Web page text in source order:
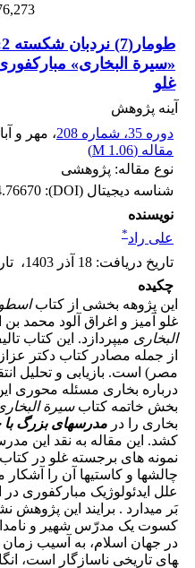
«سیرة البخاری»
غلو
آینه پژوهش
دوره 35، شماره 208
، مهر و آبان
مقاله (1.06 M
)
نوع مقاله: پژوهشی
شناسه دیجیتال (DOI):
نویسنده
علی راد*
تاریخ دریافت: 18 آذر 1403 ،
چکیده
این پژوهه بخشی از کتاب
غلو آمیز و اغراق آلود محمد
البخاری می­پردازد. این کتاب
از جمله مصادر کتاب دکتر
مصر) است. بازیابی و تحلیل
درباره بخاری مسئله محوری
بخش خاتمه کتابسیرة
بخاری را در مدرسه­ای بزرگ
کشد. این مقاله به نقد این
نمونه های برجسته غلو در کتاب
چالش­ها و کاستی­ها آن را آشکار
علل ایدئولوژیک مبارکفوری در
بَر می­دارد . برایند این پژوهش
کسوت یک مدرّس شهیر و
در جهان اسلام، به آسیب زمان
های تاریخی ناسازگار است،